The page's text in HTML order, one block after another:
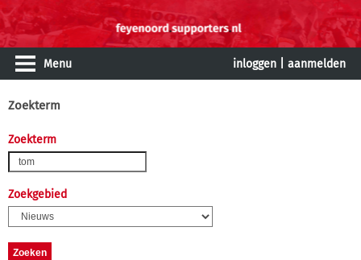
Menu inloggen aanmelden
Zoekterm
Zoekterm
Zoekgebied